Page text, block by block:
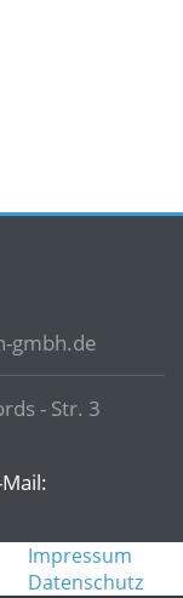
gmbh.de
- Str. 3
Mail:
Impressum
Datenschutz